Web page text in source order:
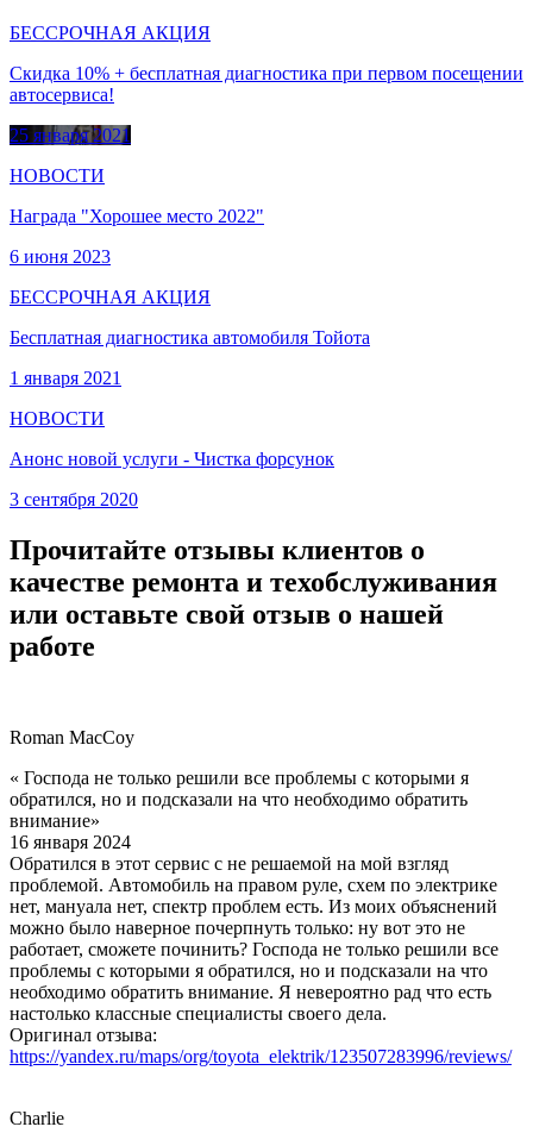
БЕССРОЧНАЯ АКЦИЯ
Скидка 10% + бесплатная диагностика при первом посещении
автосервиса!
25 января 2021
НОВОСТИ
Награда "Хорошее место 2022"
6 июня 2023
БЕССРОЧНАЯ АКЦИЯ
Бесплатная диагностика автомобиля Тойота
1 января 2021
НОВОСТИ
Анонс новой услуги - Чистка форсунок
3 сентября 2020
Прочитайте отзывы клиентов о
качестве ремонта и техобслуживания
или оставьте свой отзыв о нашей
работе
Roman MacCoy
« Господа не только решили все проблемы с которыми я
обратился, но и подсказали на что необходимо обратить
внимание»
16 января 2024
Обратился в этот сервис с не решаемой на мой взгляд
проблемой. Автомобиль на правом руле, схем по электрике
нет, мануала нет, спектр проблем есть. Из моих объяснений
можно было наверное почерпнуть только: ну вот это не
работает, сможете починить? Господа не только решили все
проблемы с которыми я обратился, но и подсказали на что
необходимо обратить внимание. Я невероятно рад что есть
настолько классные специалисты своего дела.
Оригинал отзыва:
https://yandex.ru/maps/org/toyota_elektrik/123507283996/reviews/
Charlie